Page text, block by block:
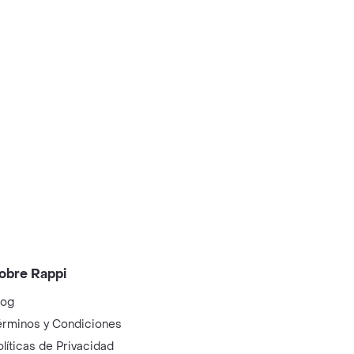
Rappi
y Condiciones
de Privacidad